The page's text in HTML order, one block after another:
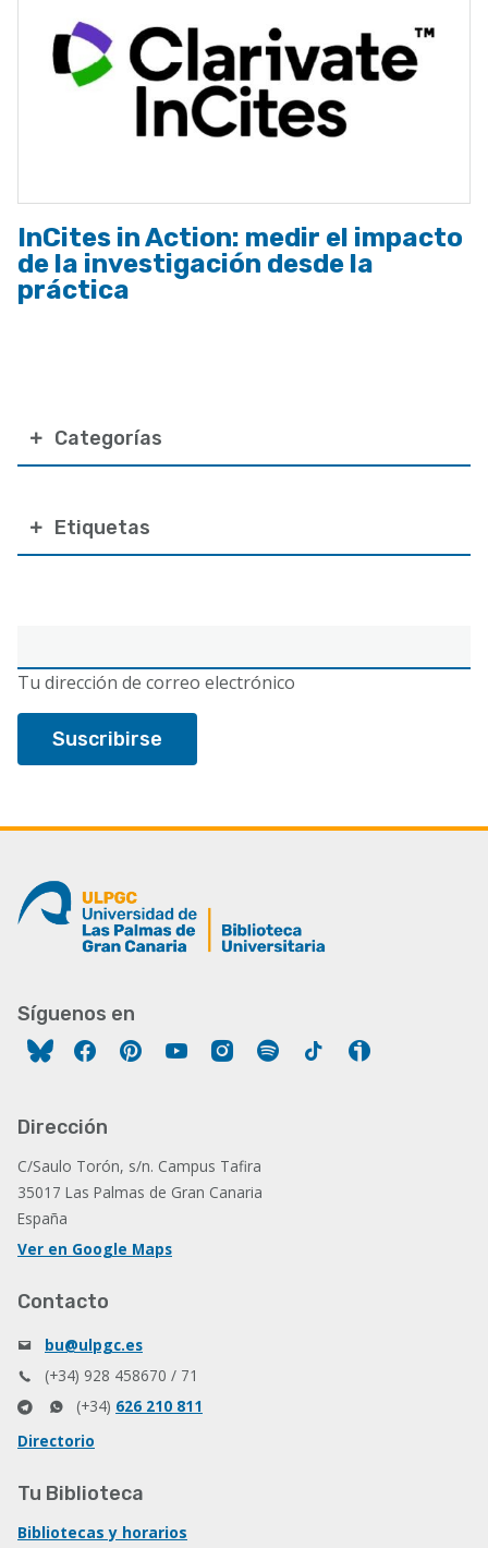
electrónico
Tu dirección de correo electrónico
Categorías
Etiquetas
InCites in Action: medir el impacto
de la investigación desde la
práctica
Síguenos en
FacebookPinterestYouTubeInstagram
Spotify Tiktok
Dirección
C/Saulo Torón, s/n. Campus Tafira
35017 Las Palmas de Gran Canaria
España
Ver en Google Maps
Contacto
bu@ulpgc.es
(+34) 928 458670 / 71
(+34) 626 210 811
Directorio
Tu Biblioteca
Bibliotecas y horarios